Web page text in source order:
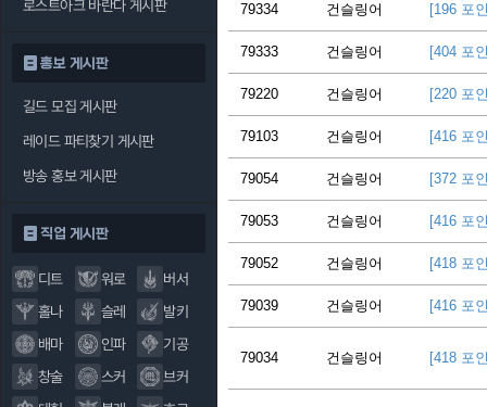
로스트아크 바란다 게시판
홍보 게시판
길드 모집 게시판
레이드 파티찾기 게시판
방송 홍보 게시판
직업 게시판
디트 워로
버서
홀나
슬레
발키
배마
인파
기공
창술
스커
브커
79334 건슬링어 [196 포
79333 건슬링어 [404 포
79220 건슬링어 [220 포
79103 건슬링어 [416 포
79054 건슬링어 [372 포
79053 건슬링어 [416 포
79052 건슬링어 [418 포
79039 건슬링어 [416 포
79034 건슬링어 [418 포